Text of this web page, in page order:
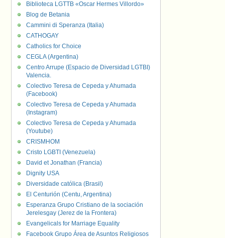
Biblioteca LGTTB «Oscar Hermes Villordo»
Blog de Betania
Cammini di Speranza (Italia)
CATHOGAY
Catholics for Choice
CEGLA (Argentina)
Centro Arrupe (Espacio de Diversidad LGTBI)
Valencia.
Colectivo Teresa de Cepeda y Ahumada
(Facebook)
Colectivo Teresa de Cepeda y Ahumada
(Instagram)
Colectivo Teresa de Cepeda y Ahumada
(Youtube)
CRISMHOM
Cristo LGBTI (Venezuela)
David et Jonathan (Francia)
Dignity USA
Diversidade católica (Brasil)
El Centurión (Centu, Argentina)
Esperanza Grupo Cristiano de la sociación
Jerelesgay (Jerez de la Frontera)
Evangelicals for Marriage Equality
Facebook Grupo Área de Asuntos Religiosos